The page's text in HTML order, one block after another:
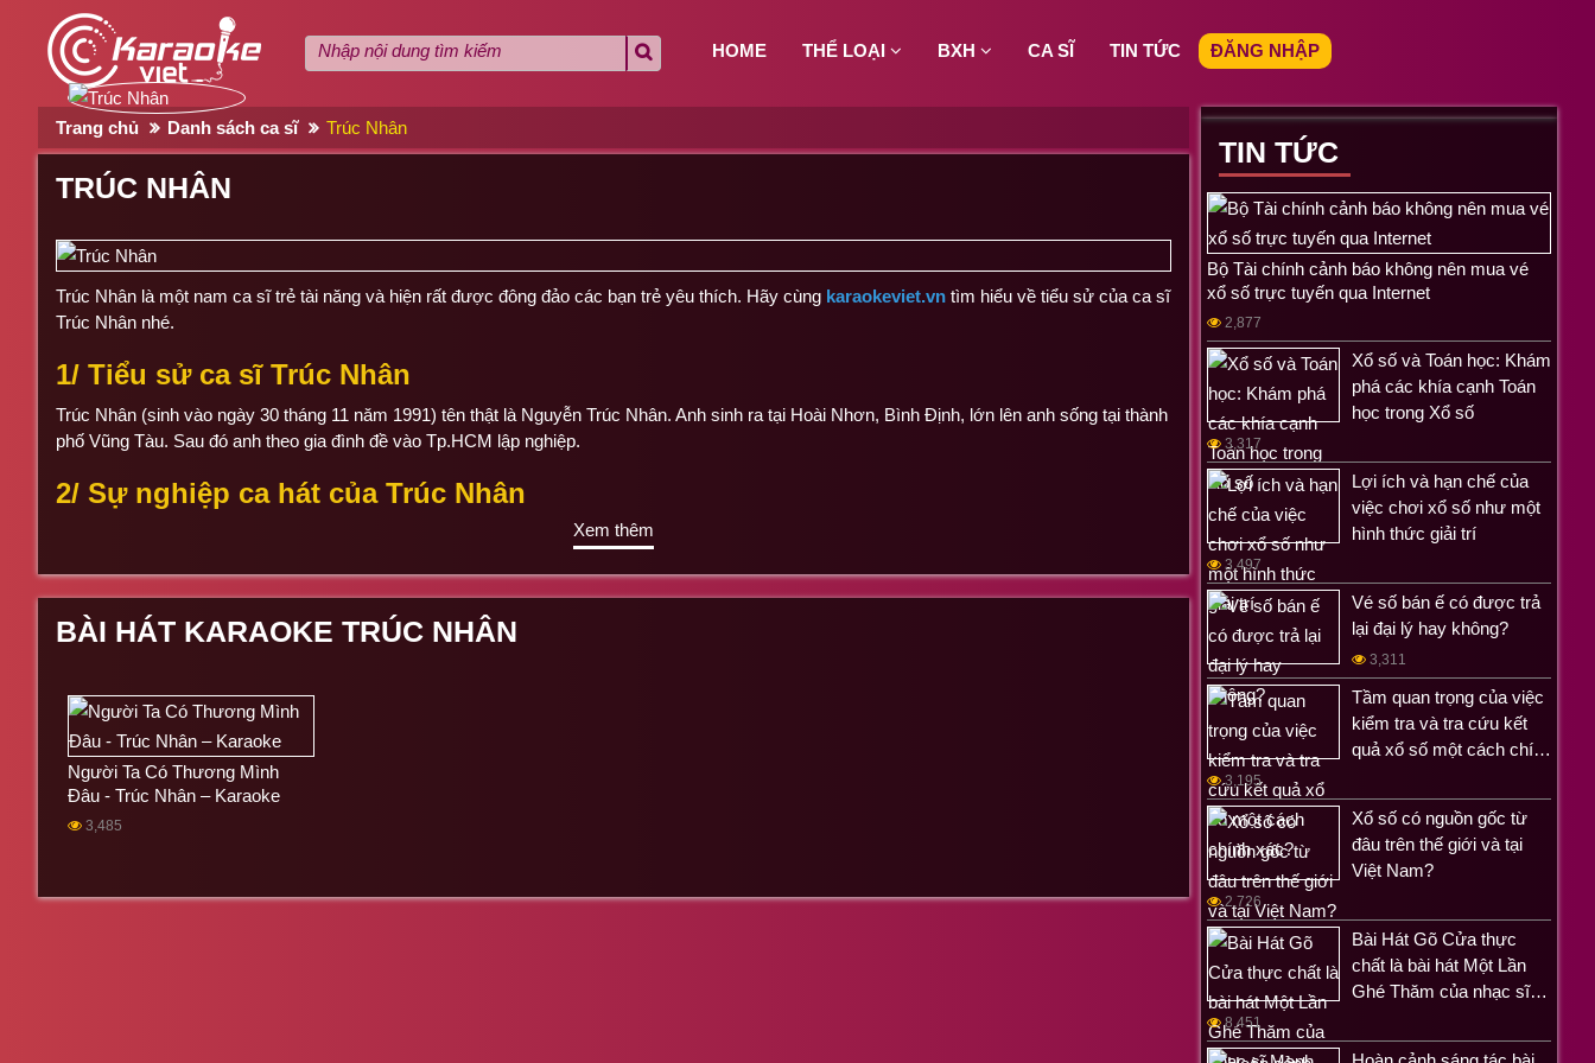
HOME THỂ LOẠI BXH CA SĨ TIN TỨC ĐĂNG NHẬP
Trang chủ Danh sách ca sĩ Trúc Nhân
TRÚC NHÂN
Trúc Nhân là một nam ca sĩ trẻ tài năng và hiện rất được đông đảo các bạn trẻ yêu thích. Hãy cùng karaokeviet.vn tìm hiểu về tiểu sử của ca sĩ
Trúc Nhân nhé.
1/ Tiểu sử ca sĩ Trúc Nhân
Trúc Nhân (sinh vào ngày 30 tháng 11 năm 1991) tên thật là Nguyễn Trúc Nhân. Anh sinh ra tại Hoài Nhơn, Bình Định, lớn lên anh sống tại thành
phố Vũng Tàu. Sau đó anh theo gia đình đề vào Tp.HCM lập nghiệp.
2/ Sự nghiệp ca hát của Trúc Nhân
Trúc Nhân từ nhỏ đã là một ngươi có niềm đam mê lớn với nghệ thuật, đặc biệt là ca hát dù gia đình của anh không có ai theo nghiệp ca hát cả.
Sau khi tốt nghiệp THPT, anh đậu vào đại học Văn Lang chuyên ngành thiết kế đồ họa. Trong thời gian đó anh vừa hoc vừa đi ca hát để kiếm
thêm thu nhập. Sau đó anh tham gia vào chương trình The Voice giọng hát việt và từ đó ca hát đã trở thành công việc chính của anh.
Anh còn nêu cảm nghĩ của mình về âm nhạc : "Âm nhạc là một phần trong cuộc sống của tôi .Khi mà đã có niềm đam mê và có âm nhạc bên
cạnh, và tôi tin mình sẽ vượt qua được tất cả mọi chuyện".
Xem thêm
BÀI HÁT KARAOKE TRÚC NHÂN
Người Ta Có Thương Mình
Đâu - Trúc Nhân – Karaoke
3,485
TIN TỨC
Bộ Tài chính cảnh báo không nên mua vé
xổ số trực tuyến qua Internet
2,877
Xổ số và Toán học: Khám
phá các khía cạnh Toán
học trong Xổ số
3,317
Lợi ích và hạn chế của
việc chơi xổ số như một
hình thức giải trí
3,497
Vé số bán ế có được trả
lại đại lý hay không?
3,311
Tầm quan trọng của việc
kiểm tra và tra cứu kết
quả xổ số một cách chí…
3,195
Xổ số có nguồn gốc từ
đâu trên thế giới và tại
Việt Nam?
2,726
Bài Hát Gõ Cửa thực
chất là bài hát Một Lần
Ghé Thăm của nhạc sĩ…
8,451